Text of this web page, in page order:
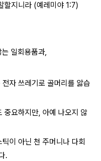
할지니라 (예레미야 1:7)
일회용품과,
자 쓰레기로 골머리를 앓습
중요하지만, 아예 나오지 않
틱이 아닌 천 주머니나 다회
.